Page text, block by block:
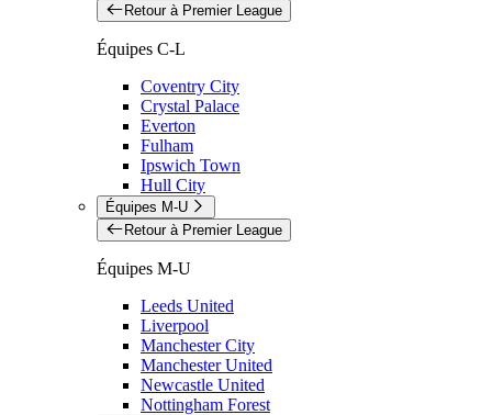
Retour à Premier League
Équipes C-L
Coventry City
Crystal Palace
Everton
Fulham
Ipswich Town
Hull City
Équipes M-U
Retour à Premier League
Équipes M-U
Leeds United
Liverpool
Manchester City
Manchester United
Newcastle United
Nottingham Forest